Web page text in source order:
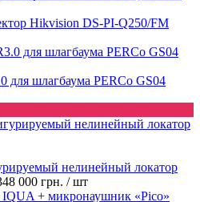
Hikvision DS-PI-Q250/FM
для шлагбаума PERCo GS04
нелинейный локатор
000 грн. / шт